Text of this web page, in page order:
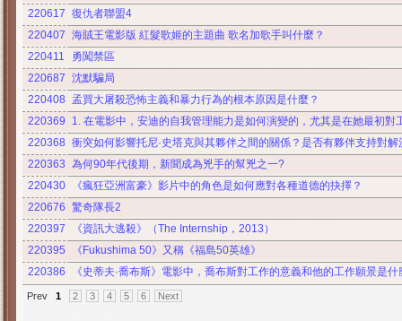
220617 復仇者聯盟4
220407 海賊王電影版 紅髮歌姬的主題曲 歌名加歌手叫什麼？
220411
勇闖禁區
220687 沈默騙局
220408 孟買大屠殺恐怖主義和暴力行為的根本原因是什麼？
220369
1. 在電影中，安迪的自我管理能力是如何演變的，尤其是在她最初
220368 衝突如何影響托尼·史塔克與其夥伴之間的關係？是否有夥伴支持對
220363 為何90年代後期，新聞成為兇手的幫兇之一?
220430
《瘋狂亞洲富豪》影片中的角色是如何應對各種道德的抉擇？
220676 驚奇隊長2
220397
《資訊大逃殺》（The Internship，2013）
220395
《Fukushima 50》又稱《福島50英雄》
220386
《史蒂夫·喬布斯》電影中，喬布斯對工作的意義和他的工作願景是什
Prev 1 2 3 4 5 6 Next